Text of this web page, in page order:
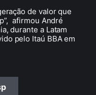
de valor que
afirmou André
durante a Latam
pelo Itaú BBA em